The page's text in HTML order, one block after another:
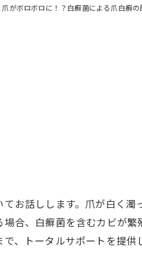
爪がボロボロに！？白癬菌による爪白癬
てお話しします。爪が白く濁
合、白癬菌を含むカビが繁
、トータルサポートを提供